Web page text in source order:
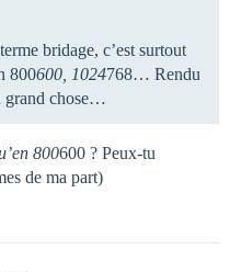
bridage, c’est surtout
800600, 1024768… Rendu
grand chose…
800600 ? Peux-tu
de ma part)